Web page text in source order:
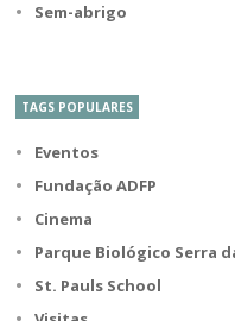
Sem-abrigo
TAGS POPULARES
Eventos
Fundação ADFP
Cinema
Parque Biológico Serra
St. Pauls School